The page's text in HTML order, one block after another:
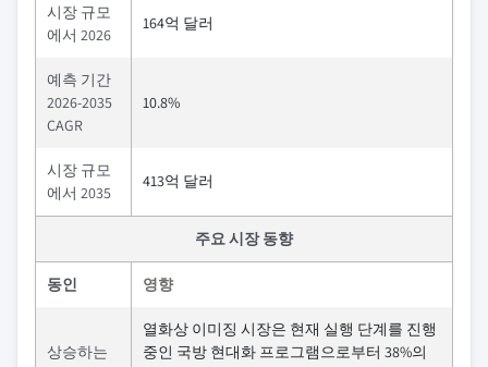
시장 규모
에서 2026
164억 달러
예측 기간
2026-2035
CAGR
10.8%
시장 규모
에서 2035
413억 달러
주요 시장 동향
동인 영향
상승하는
열화상 이미징 시장은 현재 실행 단계를 진행
중인 국방 현대화 프로그램으로부터 38%의